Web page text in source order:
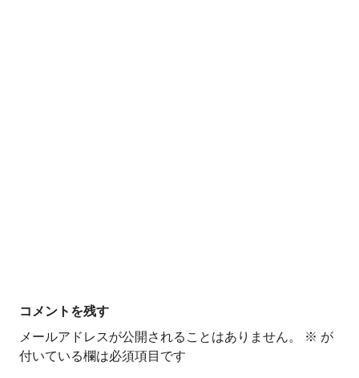
コメントを残す
メールアドレスが公開されることはありません。
※ が
付いている欄は必須項目です